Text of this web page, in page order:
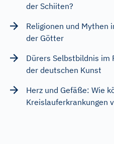
der Schiiten?
Religionen und Mythen
der Götter
Dürers Selbstbildnis im
der deutschen Kunst
Herz und Gefäße: Wie
Kreislauferkrankungen